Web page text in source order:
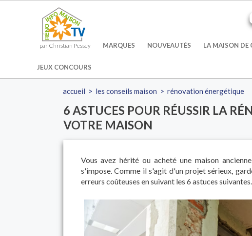
par Christian Pessey MARQUES NOUVEAUTÉS LA MAISON DE
JEUX CONCOURS
accueil > les conseils maison >rénovation énergétique
6 ASTUCES POUR RÉUSSIR LA
VOTRE MAISON
Vous avez hérité ou acheté une maison
s'impose. Comme il s'agit d'un projet sérieux,
erreurs coûteuses en suivant les 6 astuces suivantes.